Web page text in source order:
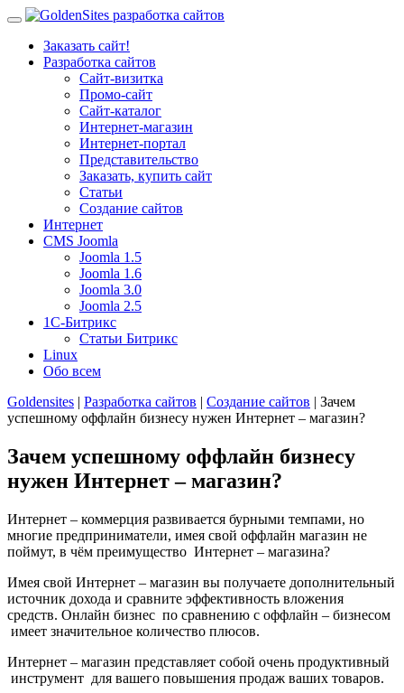
Заказать сайт!
Разработка сайтов
Сайт-визитка
Промо-сайт
Сайт-каталог
Интернет-магазин
Интернет-портал
Представительство
Заказать, купить сайт
Статьи
Создание сайтов
Интернет
CMS Joomla
Joomla 1.5
Joomla 1.6
Joomla 3.0
Joomla 2.5
1С-Битрикс
Статьи Битрикс
Linux
Обо всем
Goldensites | Разработка сайтов | Создание сайтов | Зачем
успешному оффлайн бизнесу нужен Интернет – магазин?
Зачем успешному оффлайн бизнесу
нужен Интернет – магазин?
Интернет – коммерция развивается бурными темпами, но
многие предприниматели, имея свой оффлайн магазин не
поймут, в чём преимущество Интернет – магазина?
Имея свой Интернет – магазин вы получаете дополнительный
источник дохода и сравните эффективность вложения
средств. Онлайн бизнес по сравнению с оффлайн – бизнесом
имеет значительное количество плюсов.
Интернет – магазин представляет собой очень продуктивный
инструмент для вашего повышения продаж ваших товаров.